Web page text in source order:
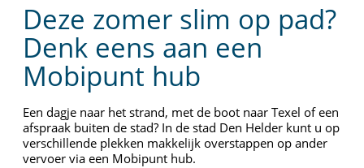
Deze zomer slim op pad?
Denk eens aan een
Mobipunt hub
Een dagje naar het strand, met de boot naar Texel of een
afspraak buiten de stad? In de stad Den Helder kunt u op
verschillende plekken makkelijk overstappen op ander
vervoer via een Mobipunt hub.